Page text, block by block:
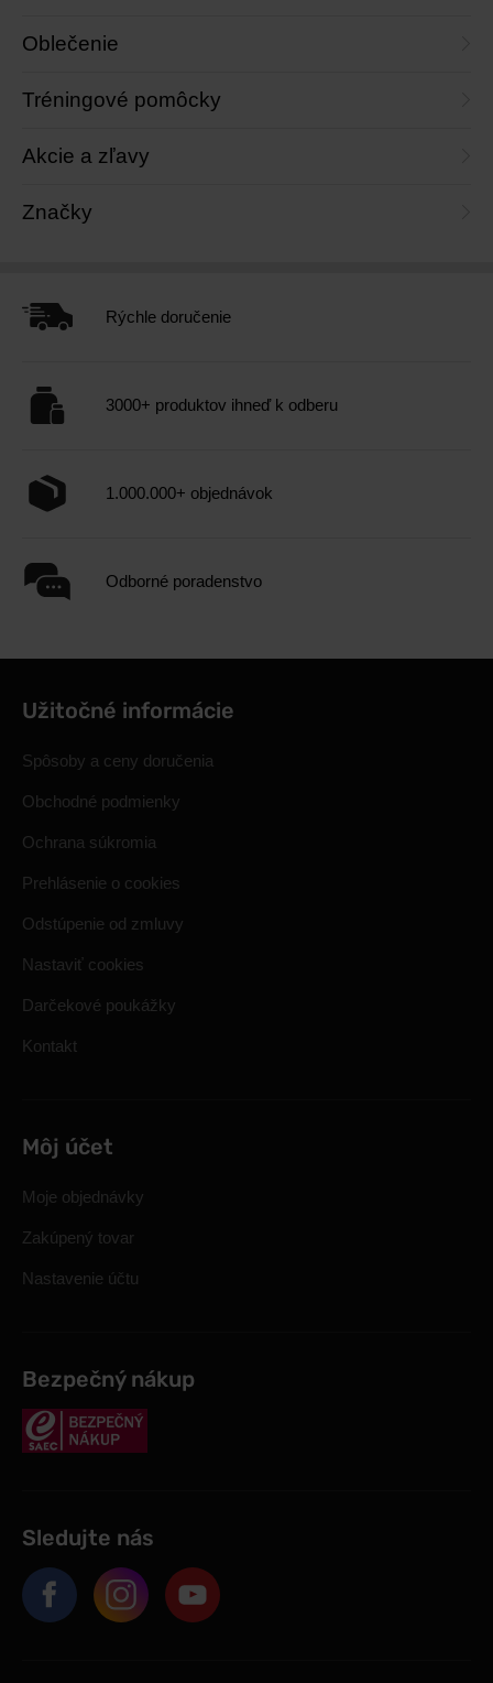
Oblečenie
Tréningové pomôcky
Akcie a zľavy
Značky
Rýchle doručenie
3000+ produktov ihneď k odberu
1.000.000+ objednávok
Odborné poradenstvo
Užitočné informácie
Spôsoby a ceny doručenia
Obchodné podmienky
Ochrana súkromia
Prehlásenie o cookies
Odstúpenie od zmluvy
Nastaviť cookies
Darčekové poukážky
Kontakt
Môj účet
Moje objednávky
Zakúpený tovar
Nastavenie účtu
Bezpečný nákup
Sledujte nás